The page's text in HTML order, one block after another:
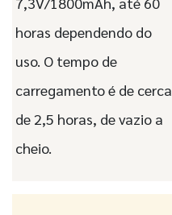
horas dependendo do
uso. O tempo de
carregamento é de cerca
de 2,5 horas, de vazio a
cheio.